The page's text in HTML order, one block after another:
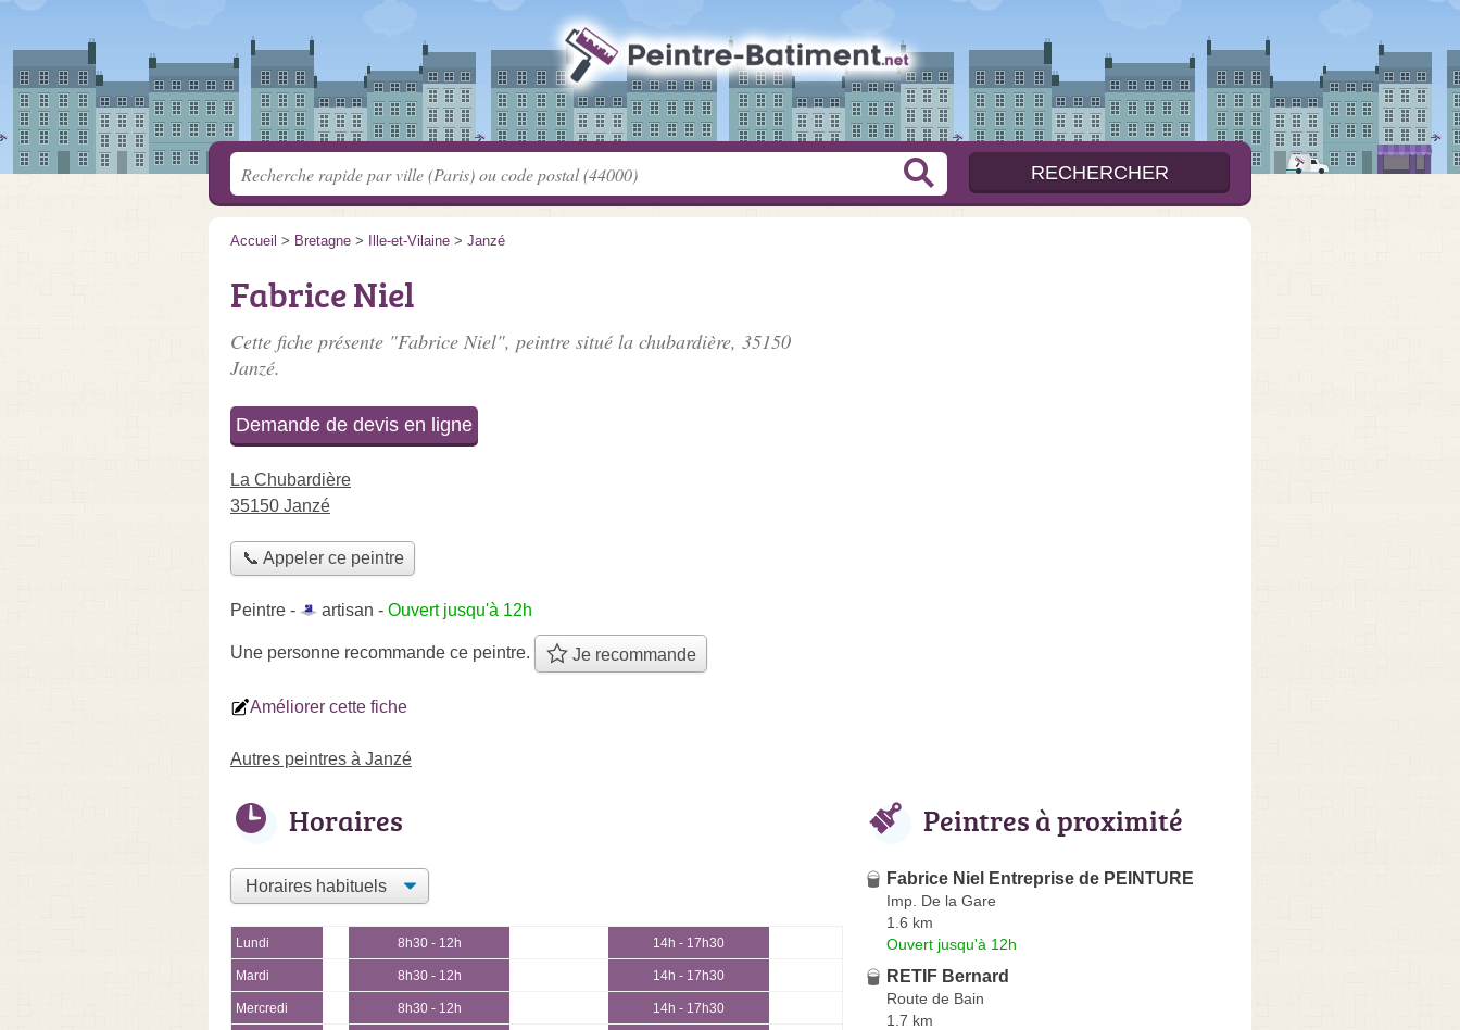
Accueil > Bretagne > Ille-et-Vilaine > Janzé
Fabrice Niel
Cette fiche présente "Fabrice Niel", peintre situé la chubardière, 35150
Janzé.
Demande de devis en ligne
La Chubardière
35150 Janzé
📞 Appeler ce peintre
Peintre - artisan - Ouvert jusqu'à 12h
Une personne recommande ce peintre. Je recommande
Améliorer cette fiche
Autres peintres à Janzé
Horaires
Lundi 8h30 - 12h 14h - 17h30
Mardi 8h30 - 12h 14h - 17h30
Mercredi 8h30 - 12h 14h - 17h30
Peintres à proximité
Fabrice Niel Entreprise de PEINTURE
Imp. De la Gare
1.6 km
Ouvert jusqu'à 12h
RETIF Bernard
Route de Bain
1.7 km